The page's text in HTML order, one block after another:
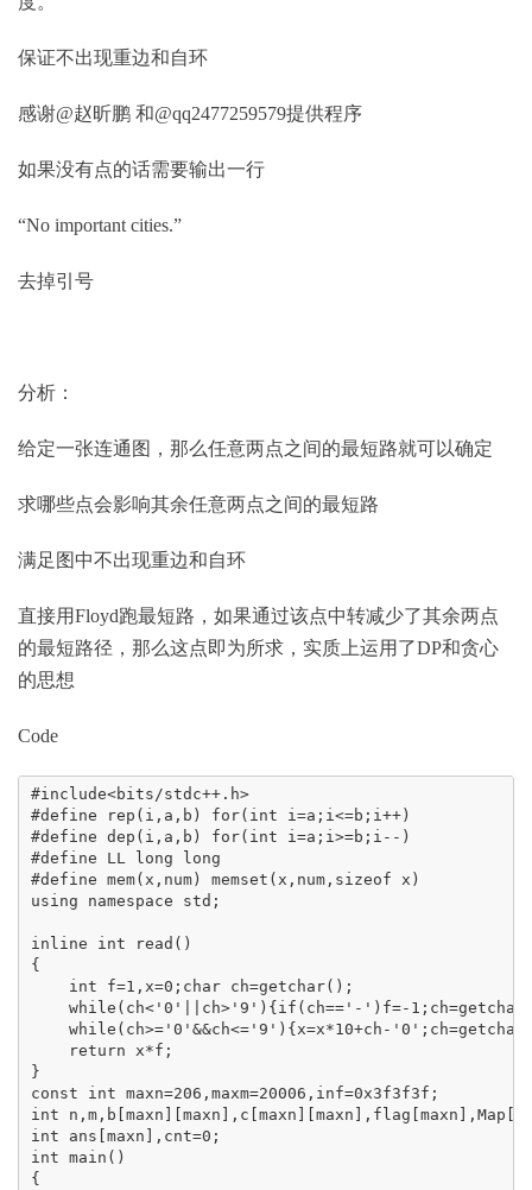
保证不出现重边和自环
感谢@赵昕鹏 和@qq2477259579提供程序
如果没有点的话需要输出一行
“No important cities.”
去掉引号
分析：
给定一张连通图，那么任意两点之间的最短路就可以确定
求哪些点会影响其余任意两点之间的最短路
满足图中不出现重边和自环
直接用Floyd跑最短路，如果通过该点中转减少了其余两点
的最短路径，那么这点即为所求，实质上运用了DP和贪心
的思想
Code
#include<bits/stdc++.h>
#define rep(i,a,b) for(int i=a;i<=b;i++)
#define dep(i,a,b) for(int i=a;i>=b;i--)
#define LL long long
#define mem(x,num) memset(x,num,sizeof x)
using namespace std;
inline int read()
{
    int f=1,x=0;char ch=getchar();
while(ch<'0'||ch>'9'){if(ch=='-')f=-
while(ch>='0'&&ch<='9'){x=x*10+ch-
    return x*f;
}
const int maxn=206,maxm=20006,inf=0x3f3f3f;
int
int ans[maxn],cnt=0;
int main()
{